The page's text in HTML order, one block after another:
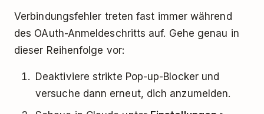
Verbindungsfehler treten fast immer während
des OAuth-Anmeldeschritts auf. Gehe genau in
dieser Reihenfolge vor:
Deaktiviere strikte Pop-up-Blocker und
versuche dann erneut, dich anzumelden.